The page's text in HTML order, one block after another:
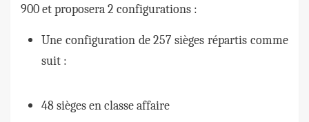
900 et proposera 2 configurations :
Une configuration de 257 sièges répartis comme
suit :
48 sièges en classe affaire